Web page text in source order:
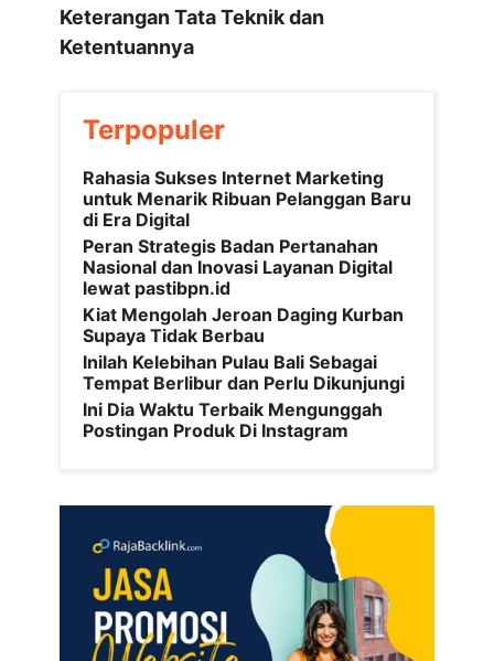
Keterangan Tata Teknik dan
Ketentuannya
Terpopuler
Rahasia Sukses Internet Marketing
untuk Menarik Ribuan Pelanggan Baru
di Era Digital
Peran Strategis Badan Pertanahan
Nasional dan Inovasi Layanan Digital
lewat pastibpn.id
Kiat Mengolah Jeroan Daging Kurban
Supaya Tidak Berbau
Inilah Kelebihan Pulau Bali Sebagai
Tempat Berlibur dan Perlu Dikunjungi
Ini Dia Waktu Terbaik Mengunggah
Postingan Produk Di Instagram